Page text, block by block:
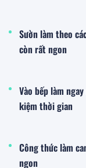
Sườn làm theo
còn rất ngon
Vào bếp làm
kiệm thời gian
Công thức làm
ngon